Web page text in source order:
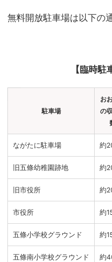
無料開放駐車場は以下の
【臨時駐
駐車場
お
の
ながたに駐車場 約
旧五條幼稚園跡地 約
旧市役所 約
市役所 約
五條小学校グラウンド 約
五條南小学校グラウンド 約